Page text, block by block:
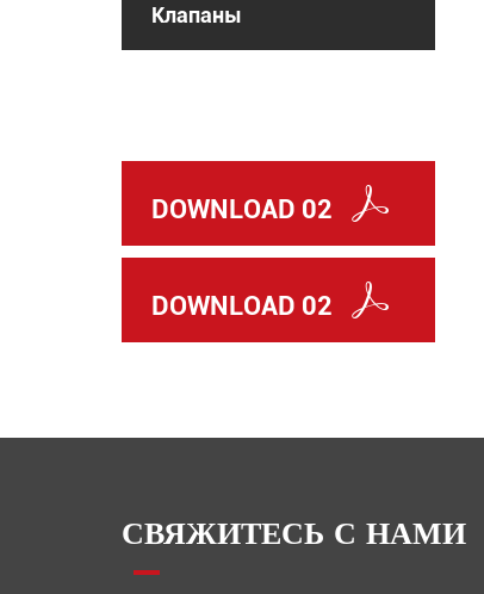
Клапаны
DOWNLOAD 02
DOWNLOAD 02
СВЯЖИТЕСЬ С НАМИ